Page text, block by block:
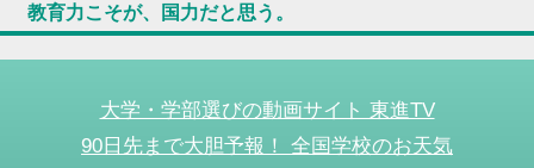
教育力こそが、国力だと思う。
大学・学部選びの動画サイト 東進TV
90日先まで大胆予報！ 全国学校のお天気